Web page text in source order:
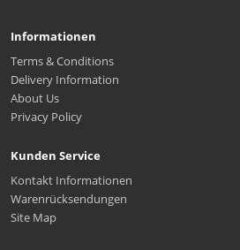
Informationen
Terms & Conditions
Delivery Information
About Us
Privacy Policy
Kunden Service
Kontakt Informationen
Warenrücksendungen
Site Map